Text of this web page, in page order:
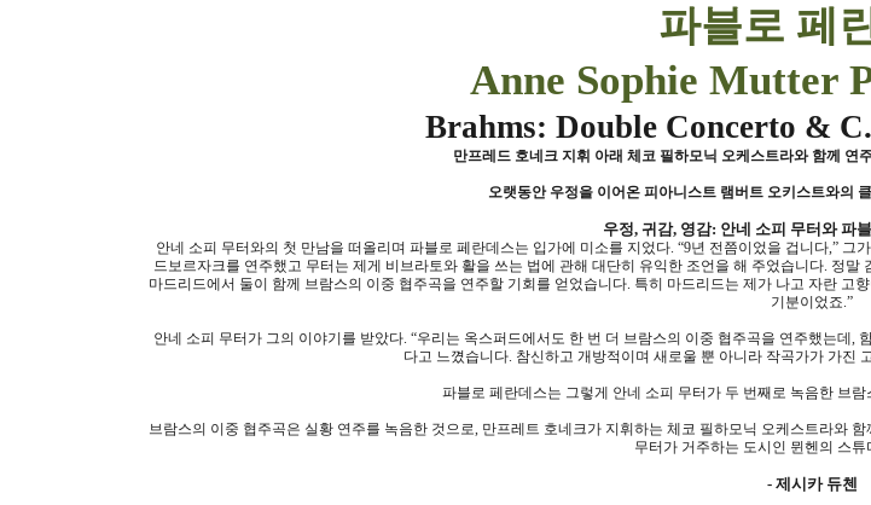
파블로 페
Anne Sophie Mutter
Brahms: Double Concerto &
만프레드 호네크 지휘 아래 체코 필하모닉 오케스트라와 함께 연
오랫동안 우정을 이어온 피아니스트 램버트 오키스트와의
우정, 귀감, 영감: 안네 소피 무터와 파
안네 소피 무터와의 첫 만남을 떠올리며 파블로 페란데스는 입가에 미소를 지었다. “9년 전쯤이었을 겁니다,” 그
드보르자크를 연주했고 무터는 제게 비브라토와 활을 쓰는 법에 관해 대단히 유익한 조언을 해 주었습니다. 정말
마드리드에서 둘이 함께 브람스의 이중 협주곡을 연주할 기회를 얻었습니다. 특히 마드리드는 제가 나고 자란 고
기분이었죠.”
안네 소피 무터가 그의 이야기를 받았다. “우리는 옥스퍼드에서도 한 번 더 브람스의 이중 협주곡을 연주했는데,
다고 느꼈습니다. 참신하고 개방적이며 새로울 뿐 아니라 작곡가가 가진
파블로 페란데스는 그렇게 안네 소피 무터가 두 번째로 녹음한 브
브람스의 이중 협주곡은 실황 연주를 녹음한 것으로, 만프레트 호네크가 지휘하는 체코 필하모닉 오케스트라와
무터가 거주하는 도시인 뮌헨의 스
- 제시카 듀첸